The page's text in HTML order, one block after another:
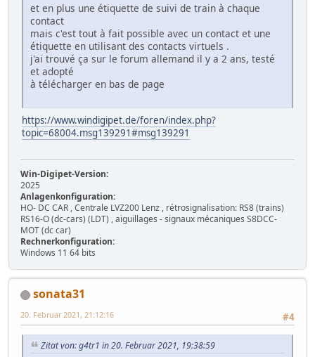
et en plus une étiquette de suivi de train à chaque
contact
mais c'est tout à fait possible avec un contact et une
étiquette en utilisant des contacts virtuels .
j'ai trouvé ça sur le forum allemand il y a 2 ans, testé
et adopté
à télécharger en bas de page
https://www.windigipet.de/foren/index.php?
topic=68004.msg139291#msg139291
Win-Digipet-Version:
2025
Anlagenkonfiguration:
HO- DC CAR , Centrale LVZ200 Lenz , rétrosignalisation: RS8 (trains)
RS16-O (dc-cars) (LDT) , aiguillages - signaux mécaniques S8DCC-
MOT (dc car)
Rechnerkonfiguration:
Windows 11 64 bits
sonata31
#4
20. Februar 2021, 21:12:16
Zitat von: g4tr1 in 20. Februar 2021, 19:38:59